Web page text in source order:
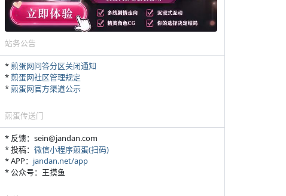
站务公告
*煎蛋网问答分区关闭通知
*煎蛋网社区管理规定
*煎蛋网官方渠道公示
煎蛋传送门
* 反馈：sein@jandan.com
* 投稿： 微信小程序煎蛋(扫码)
* APP： jandan.net/app
* 公众号：王摸鱼